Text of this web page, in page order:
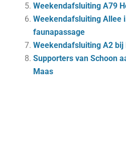
Weekendafsluiting A79
Weekendafsluiting Allee
faunapassage
Weekendafsluiting A2
Supporters van Schoon
Maas